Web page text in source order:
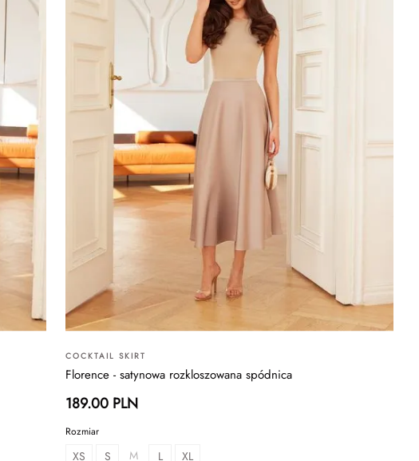
COCKTAIL SKIRT
Florence - satynowa rozkloszowana spódnica
189.00 PLN
Rozmiar
XS S M L XL